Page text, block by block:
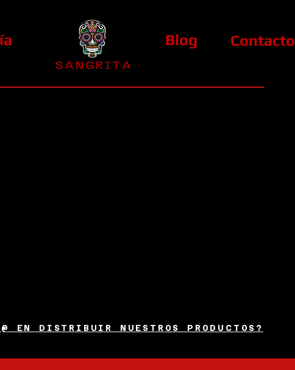
Blog Contacto
S A N G R I T A
EN DISTRIBUIR NUESTROS PRODUCTOS?